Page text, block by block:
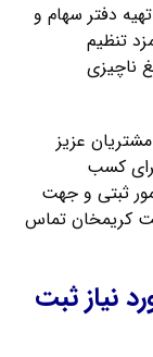
دفتر سهام و
تنظیم
ناچیزی
عزیز
کسب
ثبتی و جهت
کریمخان تماس
نیاز ثبت